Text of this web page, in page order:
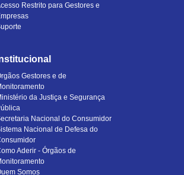
Restrito para Gestores e
Gestores e de
da Justiça e Segurança
Nacional do Consumidor
Nacional de Defesa do
Aderir - Órgãos de
Somos